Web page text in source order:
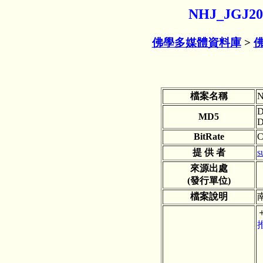
佛學多媒體資料庫>
檔案名稱
MD5
BitRate
提 供 者
來源出處
(發行單位)
檔案說明